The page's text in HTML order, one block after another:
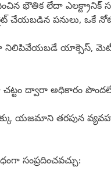
భౌతిక లేదా ఎలక్ట్రానిక్
చేయబడిన పనులు,
నిలిపివేయబడే యాక్సెస్,
ద్వారా అధికారం
యజమాని తరపున
సంప్రదించవచ్చు: